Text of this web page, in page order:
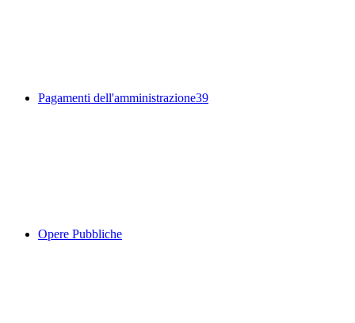
Pagamenti dell'amministrazione39
Opere Pubbliche